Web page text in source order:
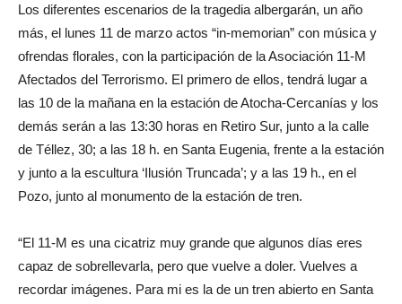
Los diferentes escenarios de la tragedia albergarán, un año
más, el lunes 11 de marzo actos “in-memorian” con música y
ofrendas florales, con la participación de la Asociación 11-M
Afectados del Terrorismo. El primero de ellos, tendrá lugar a
las 10 de la mañana en la estación de Atocha-Cercanías y los
demás serán a las 13:30 horas en Retiro Sur, junto a la calle
de Téllez, 30; a las 18 h. en Santa Eugenia, frente a la estación
y junto a la escultura ‘Ilusión Truncada’; y a las 19 h., en el
Pozo, junto al monumento de la estación de tren.
“El 11-M es una cicatriz muy grande que algunos días eres
capaz de sobrellevarla, pero que vuelve a doler. Vuelves a
recordar imágenes. Para mi es la de un tren abierto en Santa